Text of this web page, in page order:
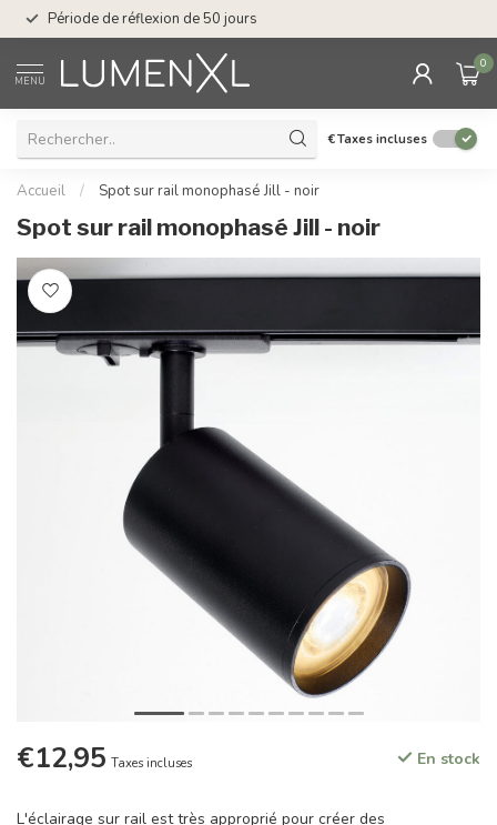
Période de réflexion de 50 jours
MENU
0
€Taxes incluses
Accueil / Spot sur rail monophasé Jill - noir
Spot sur rail monophasé Jill - noir
€12,95 Taxes incluses En stock
L'éclairage sur rail est très approprié pour créer des